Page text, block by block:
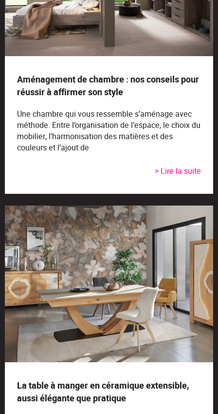
Aménagement de chambre : nos conseils pour
réussir à affirmer son style
Une chambre qui vous ressemble s’aménage avec
méthode. Entre l’organisation de l’espace, le choix du
mobilier, l’harmonisation des matières et des
couleurs et l’ajout de
> Lire la suite
La table à manger en céramique extensible,
aussi élégante que pratique